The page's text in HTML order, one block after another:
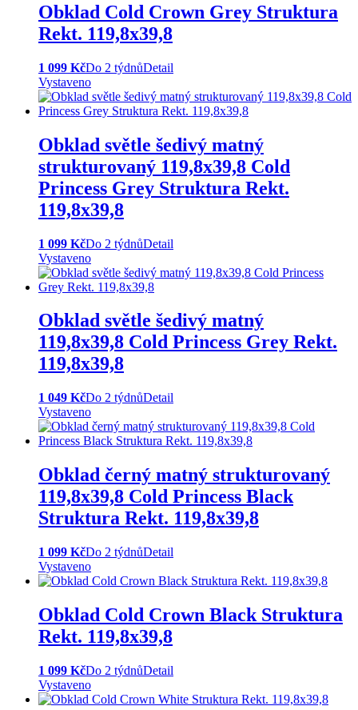
Obklad Cold Crown Grey Struktura
Rekt. 119,8x39,8
1 099 KčDo 2 týdnůDetail
Vystaveno
Obklad světle šedivý matný
strukturovaný 119,8x39,8 Cold
Princess Grey Struktura Rekt.
119,8x39,8
1 099 KčDo 2 týdnůDetail
Vystaveno
Obklad světle šedivý matný
119,8x39,8 Cold Princess Grey Rekt.
119,8x39,8
1 049 KčDo 2 týdnůDetail
Vystaveno
Obklad černý matný strukturovaný
119,8x39,8 Cold Princess Black
Struktura Rekt. 119,8x39,8
1 099 KčDo 2 týdnůDetail
Vystaveno
Obklad Cold Crown Black Struktura
Rekt. 119,8x39,8
1 099 KčDo 2 týdnůDetail
Vystaveno